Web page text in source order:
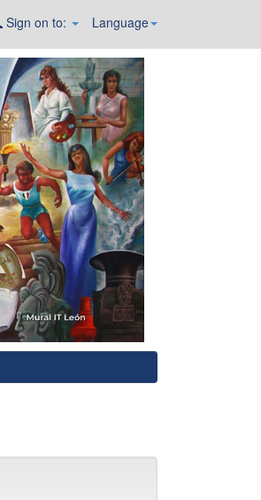
Language
Sign on to: